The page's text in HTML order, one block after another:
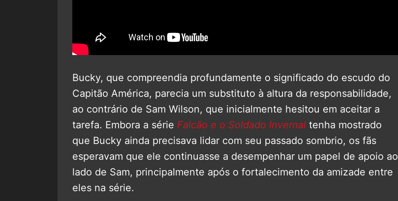
Bucky, que compreendia profundamente o significado do escudo do
Capitão América, parecia um substituto à altura da responsabilidade,
ao contrário de Sam Wilson, que inicialmente hesitou em aceitar a
tarefa. Embora a série Falcão e o Soldado Invernal tenha mostrado
que Bucky ainda precisava lidar com seu passado sombrio, os fãs
esperavam que ele continuasse a desempenhar um papel de apoio ao
lado de Sam, principalmente após o fortalecimento da amizade entre
eles na série.